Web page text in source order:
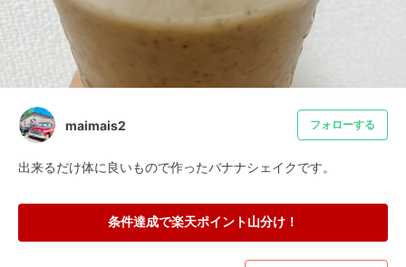
maimais2 フォローする
出来るだけ体に良いもので作ったバナナシェイクです。
条件達成で楽天ポイント山分け！